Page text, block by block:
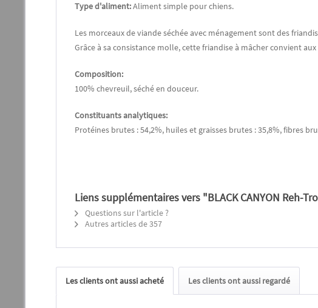
Type d'aliment:Aliment simple pour chiens.
Les morceaux de viande séchée avec ménagement sont des
Grâce à sa consistance molle, cette friandise à mâcher convient
Composition:
100% chevreuil, séché en douceur.
Constituants analytiques:
Protéines brutes : 54,2%, huiles et graisses brutes : 35,8%, fibres
Liens supplémentaires vers "BLACK CANYON Reh-
Questions sur l'article ?
Autres articles de 357
Les clients ont aussi acheté Les clients ont aussi regardé